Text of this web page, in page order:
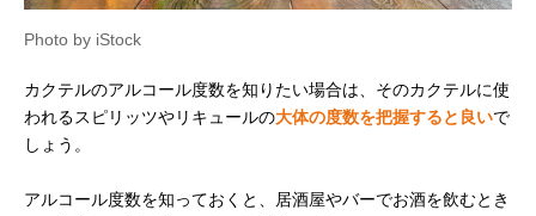
Photo by iStock
カクテルのアルコール度数を知りたい場合は、そのカクテルに使
われるスピリッツやリキュールの大体の度数を把握すると良いで
しょう。
アルコール度数を知っておくと、居酒屋やバーでお酒を飲むとき